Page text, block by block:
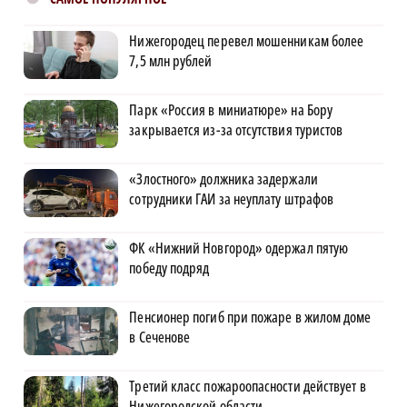
Нижегородец перевел мошенникам более
7,5 млн рублей
Парк «Россия в миниатюре» на Бору
закрывается из-за отсутствия туристов
«Злостного» должника задержали
сотрудники ГАИ за неуплату штрафов
ФК «Нижний Новгород» одержал пятую
победу подряд
Пенсионер погиб при пожаре в жилом доме
в Сеченове
Третий класс пожароопасности действует в